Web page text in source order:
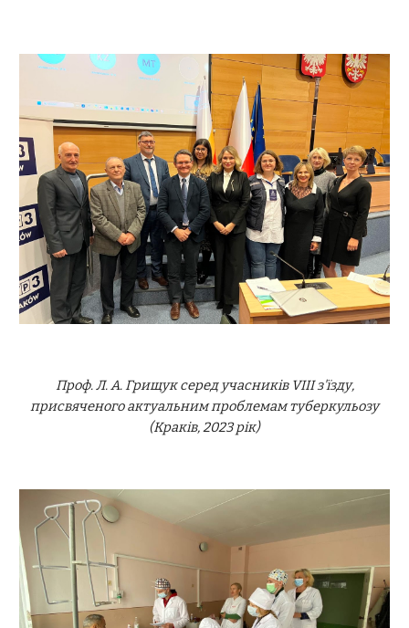
Проф. Л. А. Грищук серед учасників VIII з'їзду,
присвяченого актуальним проблемам туберкульозу
(Краків, 2023 рік)